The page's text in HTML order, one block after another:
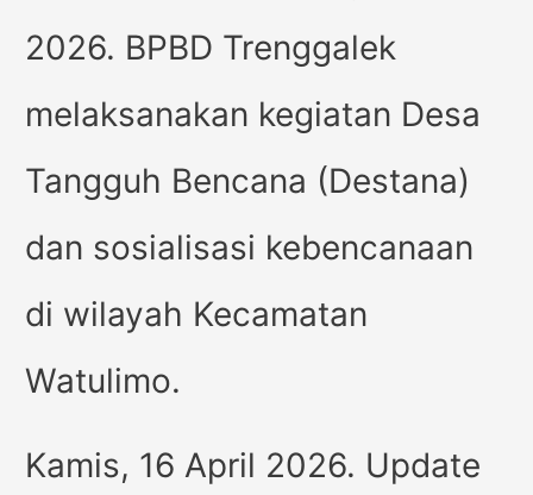
2026. BPBD Trenggalek
melaksanakan kegiatan Desa
Tangguh Bencana (Destana)
dan sosialisasi kebencanaan
di wilayah Kecamatan
Watulimo.
Kamis, 16 April 2026. Update